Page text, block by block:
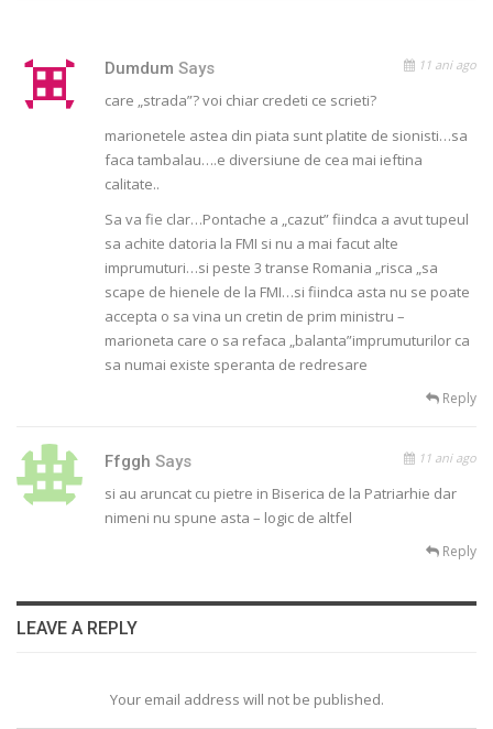
Dumdum Says 11 ani ago
care „strada”? voi chiar credeti ce scrieti?
marionetele astea din piata sunt platite de sionisti…sa
faca tambalau….e diversiune de cea mai ieftina
calitate..
Sa va fie clar…Pontache a „cazut” fiindca a avut tupeul
sa achite datoria la FMI si nu a mai facut alte
imprumuturi…si peste 3 transe Romania „risca „sa
scape de hienele de la FMI…si fiindca asta nu se poate
accepta o sa vina un cretin de prim ministru –
marioneta care o sa refaca „balanta”imprumuturilor ca
sa numai existe speranta de redresare
Reply
Ffggh Says 11 ani ago
si au aruncat cu pietre in Biserica de la Patriarhie dar
nimeni nu spune asta – logic de altfel
Reply
LEAVE A REPLY
Your email address will not be published.